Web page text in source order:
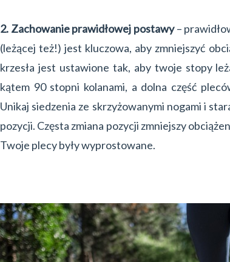
2. Zachowanie prawidłowej postawy–
(leżącej też!) jest kluczowa, aby zmniejszyć
krzesła jest ustawione tak, aby twoje stopy
kątem 90 stopni kolanami, a dolna część
Unikaj siedzenia ze skrzyżowanymi nogami i
pozycji. Częsta zmiana pozycji zmniejszy
Twoje plecy były wyprostowane.